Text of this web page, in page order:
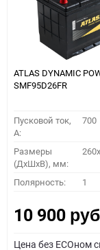
ATLAS DYNAMIC
SMF95D26FR
Пусковой ток,
A:
700
Размеры
(ДхШхВ), мм:
Полярность: 1
10 900 руб.
Цена без ECOном